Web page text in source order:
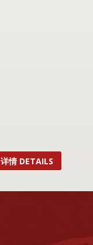
详情 DETAILS